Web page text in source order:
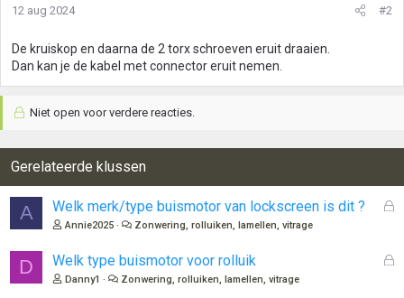
12 aug 2024 #2
De kruiskop en daarna de 2 torx schroeven eruit draaien.
Dan kan je de kabel met connector eruit nemen.
Niet open voor verdere reacties.
Gerelateerde klussen
A
G
Welk merk/type buismotor van lockscreen is dit ?
Annie2025 Zonwering, rolluiken, lamellen, vitrage
D
G
Welk type buismotor voor rolluik
Danny1 Zonwering, rolluiken, lamellen, vitrage